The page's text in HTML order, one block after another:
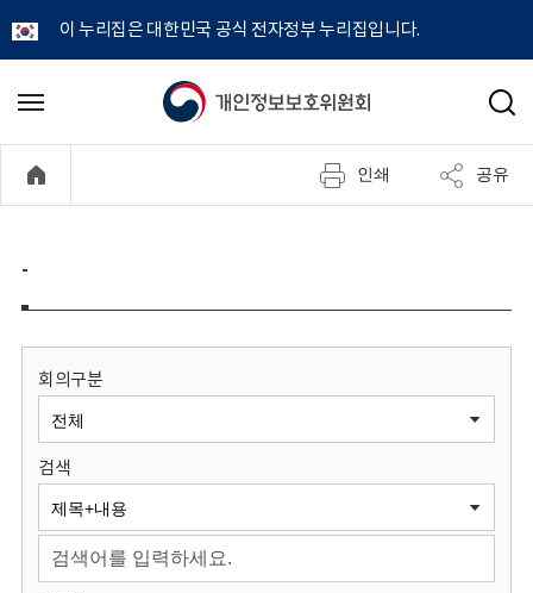
이 누리집은 대한민국 공식 전자정부 누리집입니다.
개
정
보
원
회
메
기
검
인쇄 공유
-
회의구분
검색